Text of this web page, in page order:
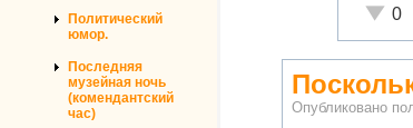
Политический
юмор.
Последняя
музейная ночь
(комендантский
час)
0
Опубликовано